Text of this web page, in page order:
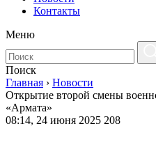
Контакты
Меню
Поиск
Главная › Новости
Открытие второй смены
«Армата»
08:14, 24 июня 2025 208